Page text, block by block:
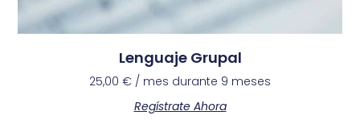
Lenguaje Grupal
25,00 € / mes durante 9 meses
Regístrate Ahora